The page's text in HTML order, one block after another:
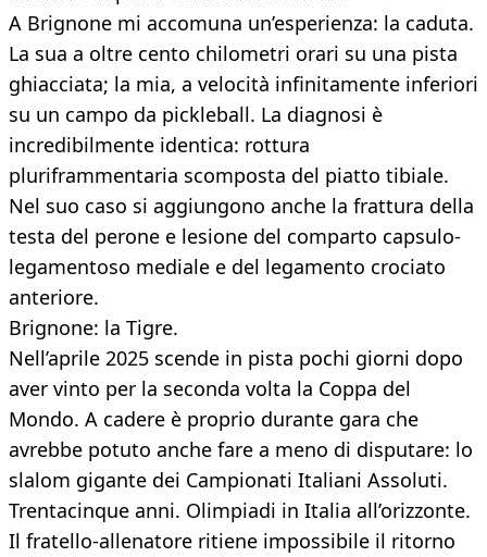
A Brignone mi accomuna un’esperienza: la caduta.
La sua a oltre cento chilometri orari su una pista
ghiacciata; la mia, a velocità infinitamente inferiori
su un campo da pickleball. La diagnosi è
incredibilmente identica: rottura
pluriframmentaria scomposta del piatto tibiale.
Nel suo caso si aggiungono anche la frattura della
testa del perone e lesione del comparto capsulo-
legamentoso mediale e del legamento crociato
anteriore.
Brignone: la Tigre.
Nell’aprile 2025 scende in pista pochi giorni dopo
aver vinto per la seconda volta la Coppa del
Mondo. A cadere è proprio durante gara che
avrebbe potuto anche fare a meno di disputare: lo
slalom gigante dei Campionati Italiani Assoluti.
Trentacinque anni. Olimpiadi in Italia all’orizzonte.
Il fratello-allenatore ritiene impossibile il ritorno